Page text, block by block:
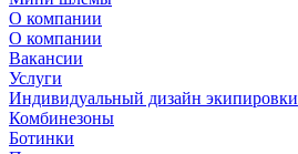
О компании
О компании
Вакансии
Услуги
Индивидуальный дизайн экипировки
Комбинезоны
Ботинки